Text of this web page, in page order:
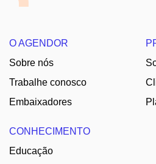
O AGENDOR
Sobre nós
Trabalhe conosco
Embaixadores
CONHECIMENTO
Educação